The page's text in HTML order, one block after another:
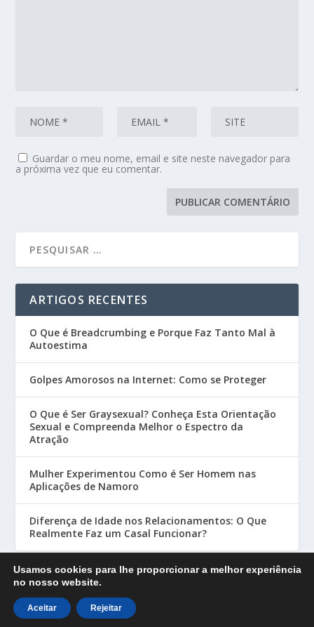
Guardar o meu nome, email e site neste navegador para
a próxima vez que eu comentar.
ARTIGOS RECENTES
O Que é Breadcrumbing e Porque Faz Tanto Mal à
Autoestima
Golpes Amorosos na Internet: Como se Proteger
O Que é Ser Graysexual? Conheça Esta Orientação
Sexual e Compreenda Melhor o Espectro da
Atração
Mulher Experimentou Como é Ser Homem nas
Aplicações de Namoro
Diferença de Idade nos Relacionamentos: O Que
Realmente Faz um Casal Funcionar?
Designed byElegant Themes
Usamos cookies para lhe proporcionar a melhor experiência
no nosso website.
Aceitar Rejeitar